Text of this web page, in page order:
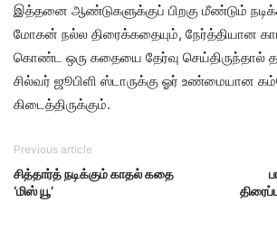
இத்தனை ஆண்டுகளுக்குப் பிறகு மீண்டும்
மோகன் நல்ல திரைக்கதையும், நேர்த்தியான
கொண்ட ஒரு கதையை தேர்வு செய்திருந்தால்
சில்வர் ஜூபிளி ஸ்டாருக்கு ஓர் உண்மையான
கிடைத்திருக்கும்.
Previous article
சித்தார்த் நடிக்கும் காதல் கதை
‘மிஸ் யூ’